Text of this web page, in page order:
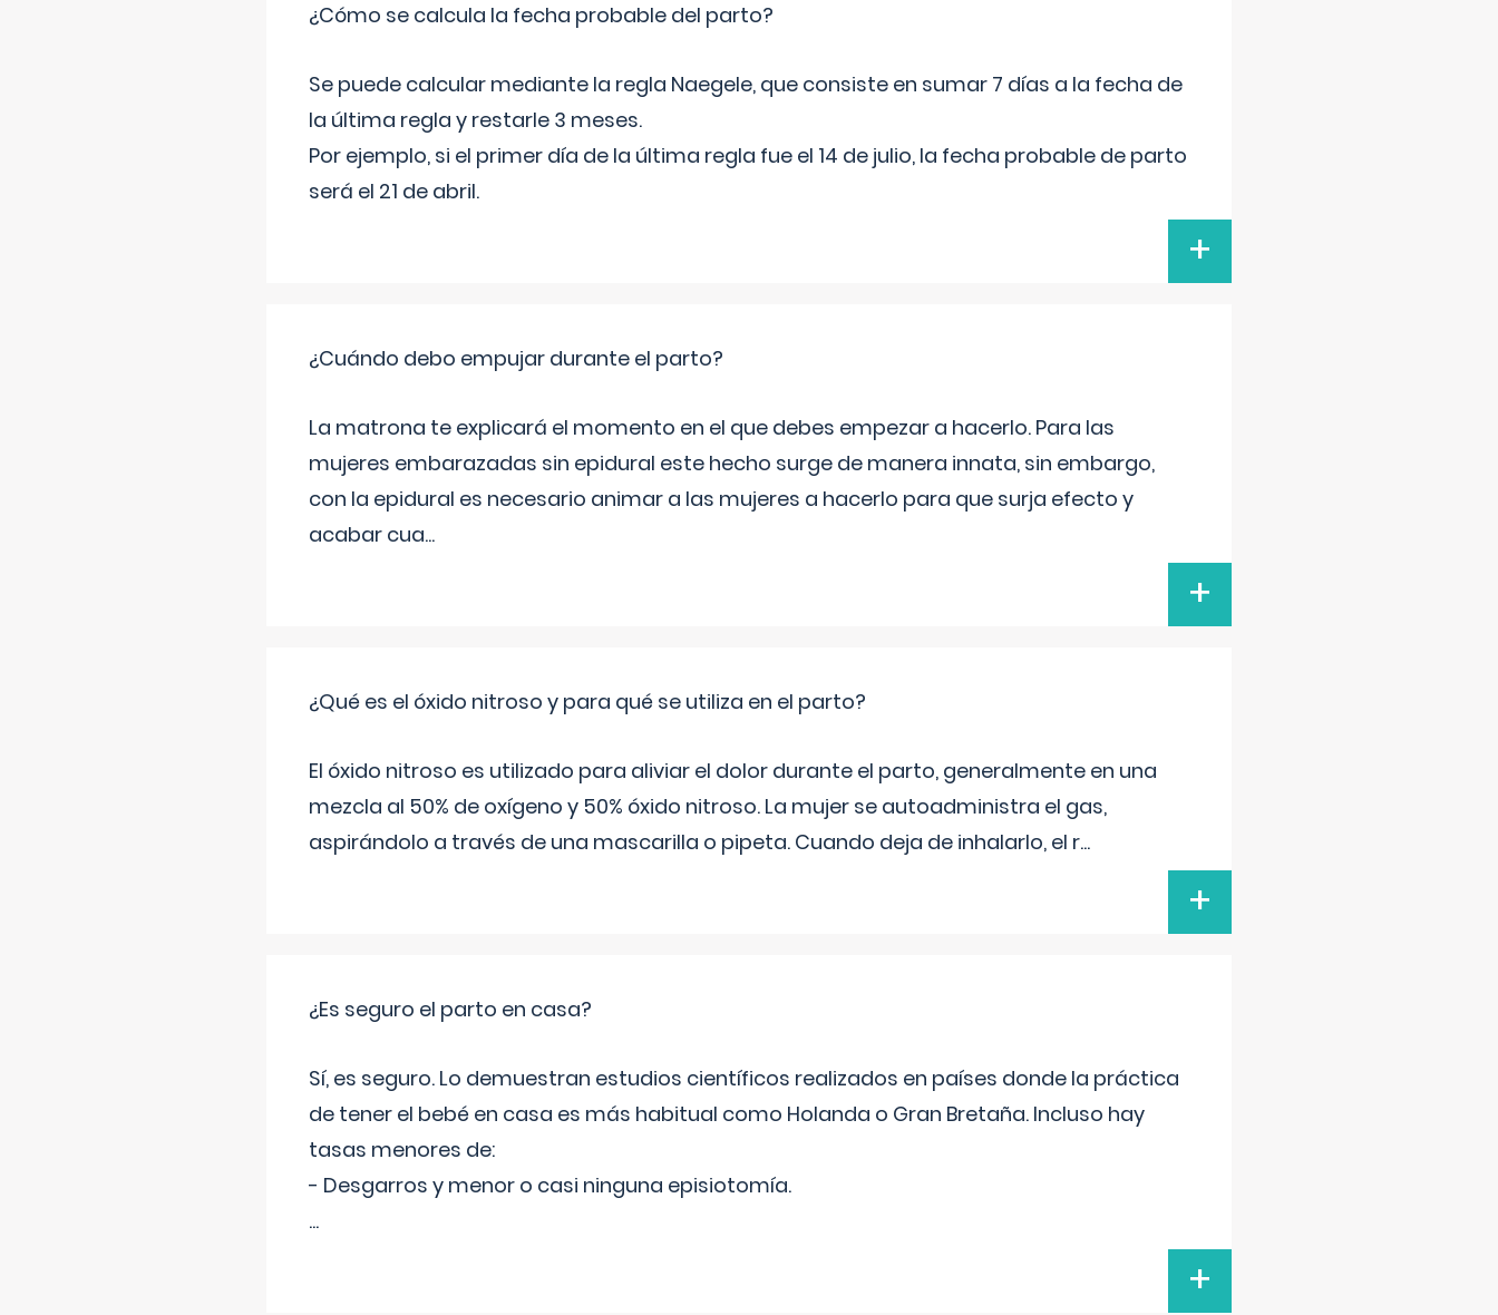
¿Cómo se calcula la fecha probable del parto?
Se puede calcular mediante la regla Naegele, que consiste en sumar 7 días a la fecha de
la última regla y restarle 3 meses.
Por ejemplo, si el primer día de la última regla fue el 14 de julio, la fecha probable de parto
será el 21 de abril.
+
¿Cuándo debo empujar durante el parto?
La matrona te explicará el momento en el que debes empezar a hacerlo. Para las
mujeres embarazadas sin epidural este hecho surge de manera innata, sin embargo,
con la epidural es necesario animar a las mujeres a hacerlo para que surja efecto y
acabar cua...
+
¿Qué es el óxido nitroso y para qué se utiliza en el parto?
El óxido nitroso es utilizado para aliviar el dolor durante el parto, generalmente en una
mezcla al 50% de oxígeno y 50% óxido nitroso. La mujer se autoadministra el gas,
aspirándolo a través de una mascarilla o pipeta. Cuando deja de inhalarlo, el r...
+
¿Es seguro el parto en casa?
Sí, es seguro. Lo demuestran estudios científicos realizados en países donde la práctica
de tener el bebé en casa es más habitual como Holanda o Gran Bretaña. Incluso hay
tasas menores de:
- Desgarros y menor o casi ninguna episiotomía.
...
+